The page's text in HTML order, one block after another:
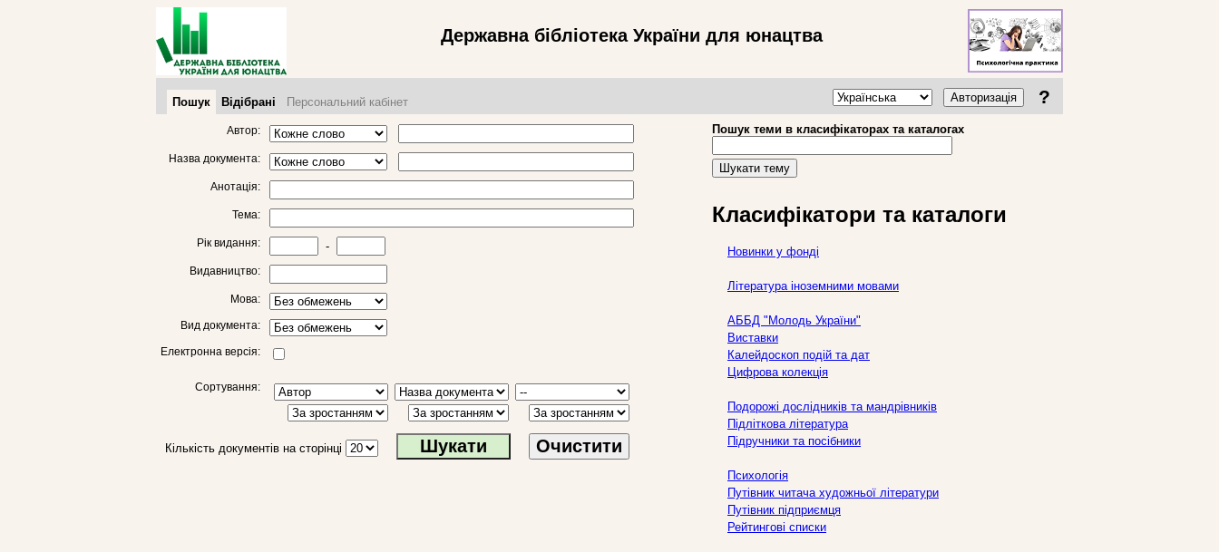
Державна бібліотека України для юнацтва
Пошук Відібрані Персональний кабінет Авторизація ?
Автор:
Назва документа:
Анотація:
Тема:
Рік видання: -
Видавництво:
Мова:
Вид документа:
Електронна версія:
Сортування:
Кількість документів на сторінці Очистити
Пошук теми в класифікаторах та каталогах
Шукати тему
Класифікатори та каталоги
Новинки у фонді
Література іноземними мовами
АББД "Молодь України"
Виставки
Калейдоскоп подій та дат
Цифрова колекція
Подорожі дослідників та мандрівників
Підліткова література
Підручники та посібники
Психологія
Путівник читача художньої літератури
Путівник підприємця
Рейтингові списки